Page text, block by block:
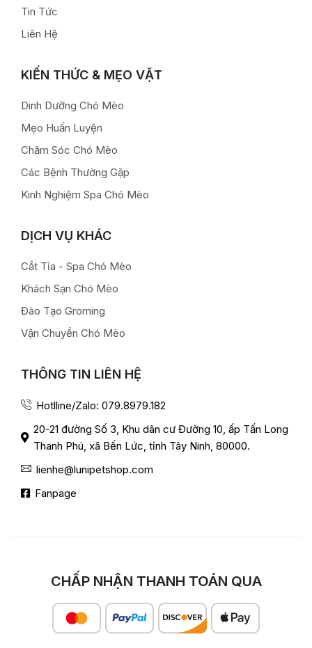
Tin Tức
Liên Hệ
KIẾN THỨC & MẸO VẶT
Dinh Dưỡng Chó Mèo
Mẹo Huấn Luyện
Chăm Sóc Chó Mèo
Các Bệnh Thường Gặp
Kinh Nghiệm Spa Chó Mèo
DỊCH VỤ KHÁC
Cắt Tỉa - Spa Chó Mèo
Khách Sạn Chó Mèo
Đào Tạo Groming
Vận Chuyển Chó Mèo
THÔNG TIN LIÊN HỆ
Hotlline/Zalo: 079.8979.182
20-21 đường Số 3, Khu dân cư Đường 10, ấp Tấn Long
Thanh Phú, xã Bến Lức, tỉnh Tây Ninh, 80000.
lienhe@lunipetshop.com
Fanpage
CHẤP NHẬN THANH TOÁN QUA